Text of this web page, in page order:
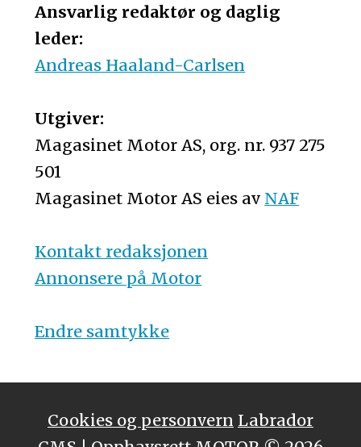
Ansvarlig redaktør og daglig
leder:
Andreas Haaland-Carlsen
Utgiver:
Magasinet Motor AS, org. nr. 937 275
501
Magasinet Motor AS eies av NAF
Kontakt redaksjonen
Annonsere på Motor
Endre samtykke
Cookies og personvern Labrador